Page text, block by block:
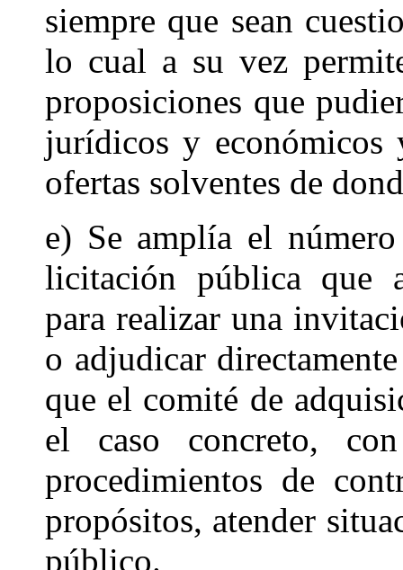
siempre que sean
lo cual a su vez
proposiciones que
jurídicos y económicos
ofertas solventes de
e) Se amplía el
licitación pública que
para realizar una
o adjudicar
que el comité de
el caso concreto,
procedimientos de
propósitos, atender
público.